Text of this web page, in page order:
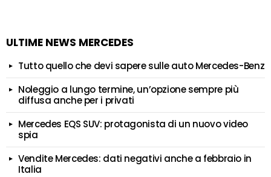
ULTIME NEWS MERCEDES
Tutto quello che devi sapere sulle auto Mercedes-Benz
Noleggio a lungo termine, un’opzione sempre più
diffusa anche per i privati
Mercedes EQS SUV: protagonista di un nuovo video
spia
Vendite Mercedes: dati negativi anche a febbraio in
Italia